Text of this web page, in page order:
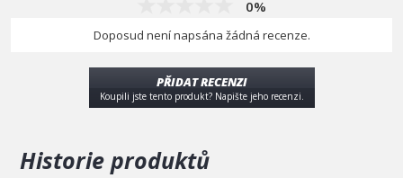
0%
Doposud není napsána žádná recenze.
PŘIDAT RECENZI
Koupili jste tento produkt? Napište jeho recenzi.
Historie produktů